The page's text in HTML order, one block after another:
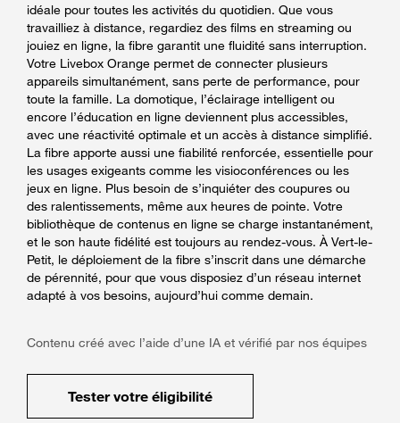
idéale pour toutes les activités du quotidien. Que vous
travailliez à distance, regardiez des films en streaming ou
jouiez en ligne, la fibre garantit une fluidité sans interruption.
Votre Livebox Orange permet de connecter plusieurs
appareils simultanément, sans perte de performance, pour
toute la famille. La domotique, l’éclairage intelligent ou
encore l’éducation en ligne deviennent plus accessibles,
avec une réactivité optimale et un accès à distance simplifié.
La fibre apporte aussi une fiabilité renforcée, essentielle pour
les usages exigeants comme les visioconférences ou les
jeux en ligne. Plus besoin de s’inquiéter des coupures ou
des ralentissements, même aux heures de pointe. Votre
bibliothèque de contenus en ligne se charge instantanément,
et le son haute fidélité est toujours au rendez-vous. À Vert-le-
Petit, le déploiement de la fibre s’inscrit dans une démarche
de pérennité, pour que vous disposiez d’un réseau internet
adapté à vos besoins, aujourd’hui comme demain.
Contenu créé avec l’aide d’une IA et vérifié par nos équipes
Tester votre éligibilité